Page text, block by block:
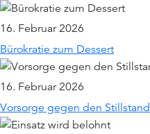
16. Februar 2026
Bürokratie zum Dessert
16. Februar 2026
Vorsorge gegen den Stillstand